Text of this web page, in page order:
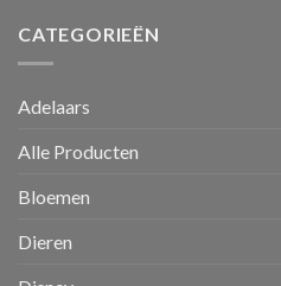
CATEGORIEËN
Adelaars
Alle Producten
Bloemen
Dieren